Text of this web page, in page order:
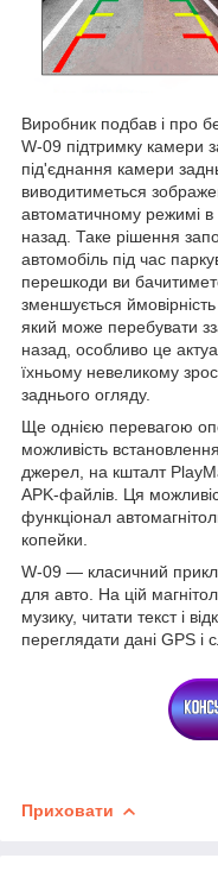
Виробник подбав і про
W-09 підтримку камери
під'єднання камери
виводитиметься
автоматичному режимі
назад. Таке рішення
автомобіль під час
перешкоди ви
зменшується
який може перебувати
назад, особливо це
їхньому невеликому
заднього огляду.
Ще однією перевагою
можливість
джерел, на кшталт
APK-файлів. Ця
функціонал
копейки.
W-09 — класичний
для авто. На цій
музику, читати текст і
переглядати дані GPS і
Приховати